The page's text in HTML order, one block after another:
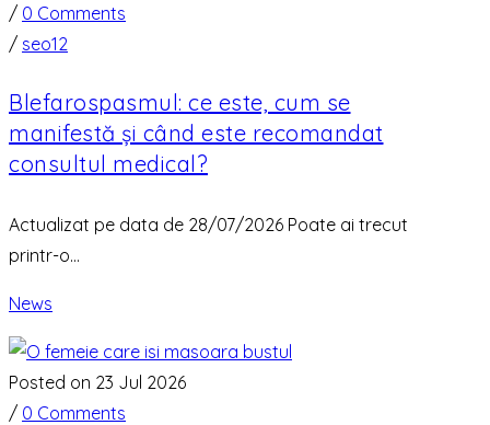
/ 0 Comments
/ seo12
Blefarospasmul: ce este, cum se
manifestă și când este recomandat
consultul medical?
Actualizat pe data de 28/07/2026 Poate ai trecut
printr-o...
News
Posted on 23 Jul 2026
/ 0 Comments